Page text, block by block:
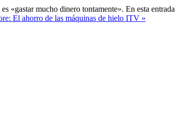
«gastar mucho dinero tontamente». En esta entrada
El ahorro de las máquinas de hielo ITV »